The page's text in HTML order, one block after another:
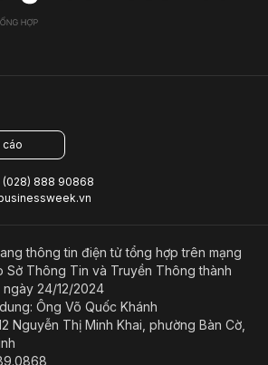
cáo
(028) 888 90868
thông tin điện tử tổng hợp trên mạng
Sở Thông Tin và Truyền Thông thành
ngày 24/12/2024
Ông Võ Quốc Khánh
Nguyễn Thị Minh Khai, phường Bàn Cờ,